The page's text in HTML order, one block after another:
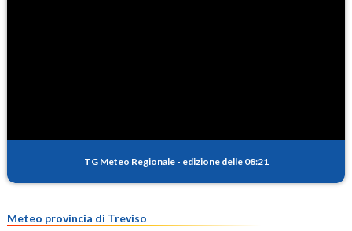
PM25
TG Meteo Regionale - edizione delle 08:21
Meteo provincia di Treviso